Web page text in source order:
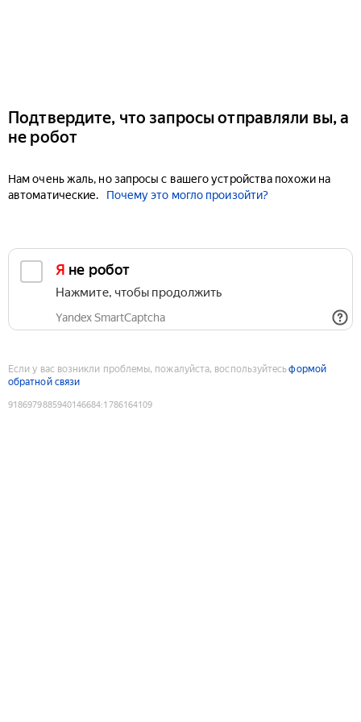
Подтвердите, что запросы отправляли вы, а
не робот
Нам очень жаль, но запросы с вашего устройства похожи на
автоматические.
Почему это могло произойти?
Я не робот
Нажмите, чтобы продолжить
Yandex SmartCaptcha
Если у вас возникли проблемы, пожалуйста, воспользуйтесьформой
обратной связи
9186979885940146684:1786164109